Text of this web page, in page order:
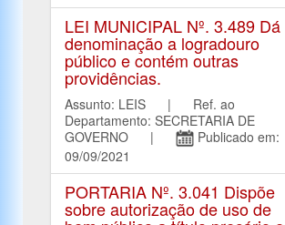
LEI MUNICIPAL Nº. 3.489 Dá
denominação a logradouro
público e contém outras
providências.
Assunto: LEIS | Ref. ao
Departamento: SECRETARIA DE
GOVERNO |
Publicado em:
09/09/2021
PORTARIA Nº. 3.041 Dispõe
sobre autorização de uso de